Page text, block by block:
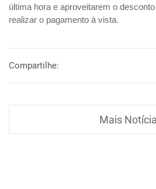
última hora e aproveitarem o
realizar o pagamento à vista.
Compartilhe:
Mais